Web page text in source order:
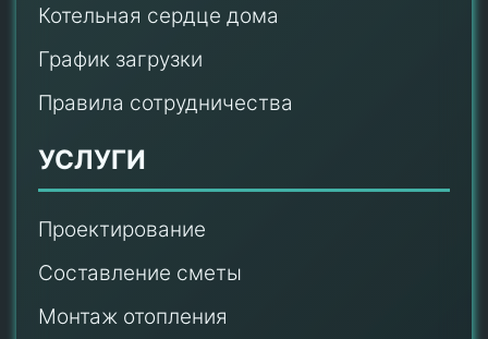
Котельная сердце дома
График загрузки
Правила сотрудничества
УСЛУГИ
Проектирование
Составление сметы
Монтаж отопления